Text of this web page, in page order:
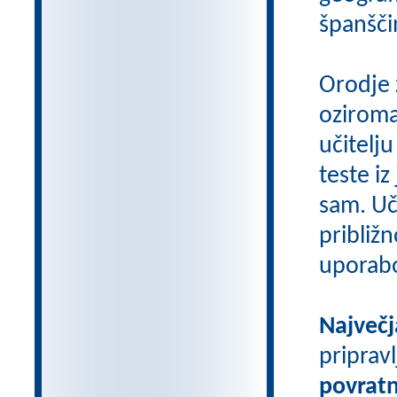
Orodje
učitelju
teste iz
sam.